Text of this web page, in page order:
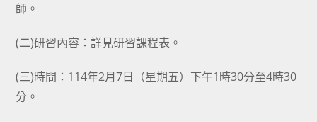
師。
(二)研習內容：詳見研習課程表。
(三)時間：114年2月7日（星期五）下午1時30分至4時30
分。